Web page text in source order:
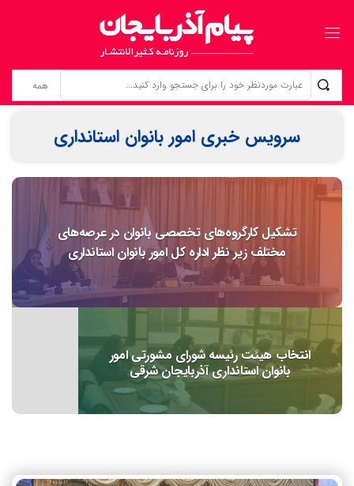
مطالبه‌گری برای خویشتن؛ حقِ فراموش‌شده‌ی خبرنگاران
سرویس خبری امور بانوان استانداری
تشکیل کارگروه‌های تخصصی بانوان در عرصه‌های
مختلف زیر نظر اداره کل امور بانوان استانداری
انتخاب هیئت رئیسه شورای مشورتی امور
بانوان استانداری آذربایجان شرقی